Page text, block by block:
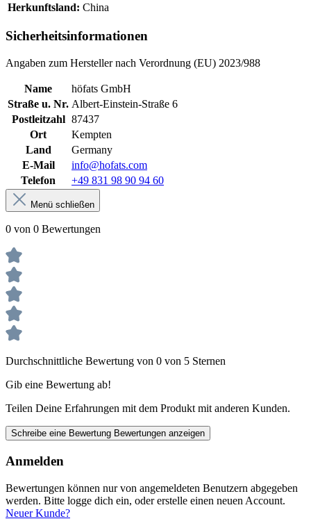
Herkunftsland: China
Sicherheitsinformationen
Angaben zum Hersteller nach Verordnung (EU) 2023/988
Name
höfats GmbH
Straße u. Nr. Albert-Einstein-Straße 6
Postleitzahl 87437
Ort
Kempten
Land
Germany
E-Mail
info@hofats.com
Telefon
+49 831 98 90 94 60
Menü schließen
0 von 0 Bewertungen
Durchschnittliche Bewertung von 0 von 5 Sternen
Gib eine Bewertung ab!
Teilen Deine Erfahrungen mit dem Produkt mit anderen Kunden.
Schreibe eine Bewertung Bewertungen anzeigen
Anmelden
Bewertungen können nur von angemeldeten Benutzern abgegeben
werden. Bitte logge dich ein, oder erstelle einen neuen Account.
Neuer Kunde?